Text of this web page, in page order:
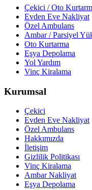
Çekici / Oto
Evden Eve Nakliyat
Özel Ambulans
Ambar / Parsiyel
Oto Kurtarma
Eşya Depolama
Yol Yardım
Vinç Kiralama
Kurumsal
Çekici
Evden Eve Nakliyat
Özel Ambulans
Hakkımızda
İletişim
Gizlilik Politikası
Vinç Kiralama
Ambar Nakliyat
Eşya Depolama